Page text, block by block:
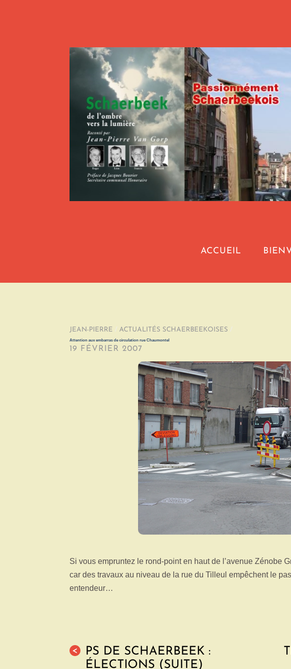
ACCUEIL
JEAN-PIERRE / ACTUALITÉS SCHAERBEEKOISES /
Attention aux embarras de circulation rue Chaumontel
19 FÉVRIER 2007
Si vous empruntez le rond-point en haut de l’avenue Zénobe
car des travaux au niveau de la rue du Tilleul empêchent le
entendeur…
<
PS DE SCHAERBEEK :
ÉLECTIONS (SUITE)